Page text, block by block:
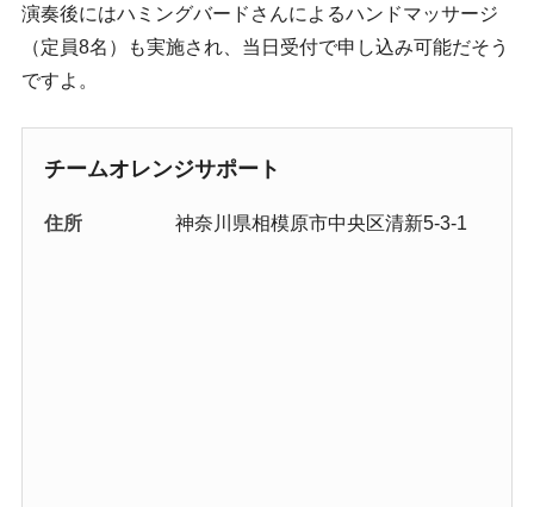
演奏後にはハミングバードさんによるハンドマッサージ
（定員8名）も実施され、当日受付で申し込み可能だそう
ですよ。
チームオレンジサポート
住所 神奈川県相模原市中央区清新5-3-1